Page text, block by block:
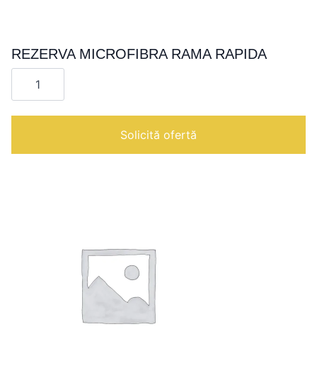
REZERVA MICROFIBRA RAMA RAPIDA
Cantitate
REZERVA
RAPIDA
Solicită ofertă